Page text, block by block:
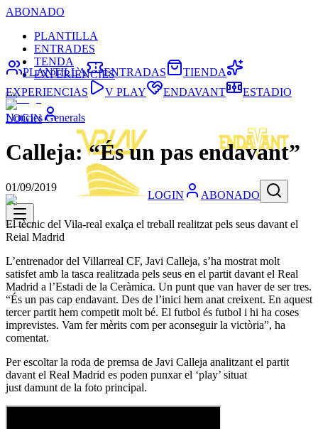
ABONADO
PLANTILLA
ENTRADES
TENDA
EXPERIÈNCIES
LOGIN
LOGIN ABONADO
PLANTILLA ENTRADAS
TIENDA
EXPERIENCIAS
V PLAY ENDAVANT ESTADIO
Noticies Generals
Calleja: “És un pas endavant”
01/09/2019
El tècnic del Vila-real exalça el treball realitzat pels seus davant el
Reial Madrid
L’entrenador del Villarreal CF, Javi Calleja, s’ha mostrat molt
satisfet amb la tasca realitzada pels seus en el partit davant el Real
Madrid a l’Estadi de la Ceràmica. Un punt que van haver de ser tres.
“És un pas cap endavant. Des de l’inici hem anat creixent. En aquest
tercer partit hem competit molt bé. El futbol és futbol i hi ha coses
imprevistes. Vam fer mèrits com per aconseguir la victòria”, ha
comentat.
Per escoltar la roda de premsa de Javi Calleja analitzant el partit
davant el Real Madrid es poden punxar el ‘play’ situat
just damunt de la foto principal.